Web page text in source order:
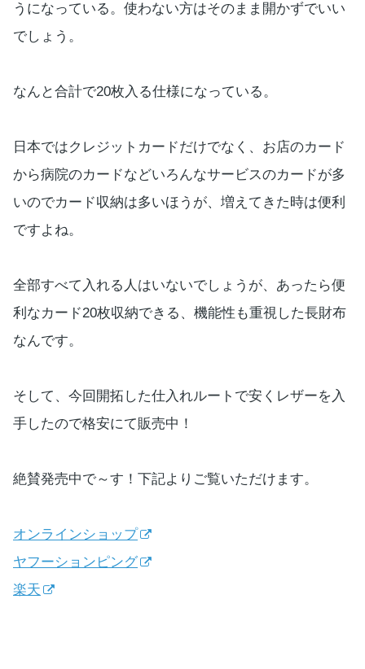
うになっている。使わない方はそのまま開かずでいい
でしょう。
なんと合計で20枚入る仕様になっている。
日本ではクレジットカードだけでなく、お店のカード
から病院のカードなどいろんなサービスのカードが多
いのでカード収納は多いほうが、増えてきた時は便利
ですよね。
全部すべて入れる人はいないでしょうが、あったら便
利なカード20枚収納できる、機能性も重視した長財布
なんです。
そして、今回開拓した仕入れルートで安くレザーを入
手したので格安にて販売中！
絶賛発売中で～す！下記よりご覧いただけます。
オンラインショップ
ヤフーションピング
楽天